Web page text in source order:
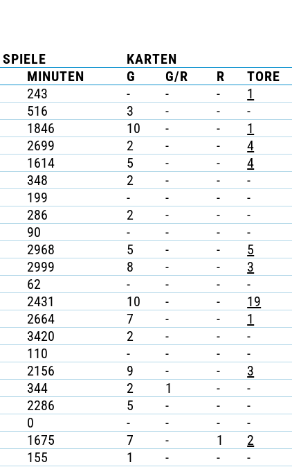
SPIELE
KARTEN
MINUTEN G G/R R
TORE
243 - - -
1
516 3 - -
-
1846 10 - -
1
2699 2 - -
4
1614 5 - -
4
348 2 - -
-
199 - - -
-
286 2 - -
-
90 - - -
-
2968 5 - -
5
2999 8 - -
3
62 - - -
-
2431 10 - -
19
2664 7 - -
1
3420 2 - -
-
110 - - -
-
2156 9 - -
3
344 2 1 -
-
2286 5 - -
-
0 - - -
-
1675 7 - 1
2
155 1 - -
-